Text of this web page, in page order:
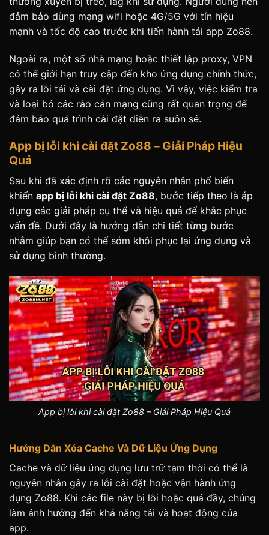
đảm bảo dùng mạng wifi hoặc 4G/5G với tín hiệu
mạnh và tốc độ cao trước khi tiến hành tải app Zo88.
Ngoài ra, một số nhà mạng hoặc thiết lập proxy, VPN
có thể giới hạn truy cập đến kho ứng dụng chính thức,
gây ra lỗi tải và cài đặt ứng dụng. Vì vậy, việc kiểm tra
và loại bỏ các rào cản mạng cũng rất quan trọng để
đảm bảo quá trình cài đặt diễn ra suôn sẻ.
App bị lỗi khi cài đặt Zo88 – Giải Pháp Hiệu
Quả
Sau khi đã xác định rõ các nguyên nhân phổ biến
khiến app bị lỗi khi cài đặt Zo88, bước tiếp theo là áp
dụng các giải pháp cụ thể và hiệu quả để khắc phục
vấn đề. Dưới đây là hướng dẫn chi tiết từng bước
nhằm giúp bạn có thể sớm khôi phục lại ứng dụng và
sử dụng bình thường.
App bị lỗi khi cài đặt Zo88 – Giải Pháp Hiệu Quả
Hướng Dẫn Xóa Cache Và Dữ Liệu Ứng Dụng
Cache và dữ liệu ứng dụng lưu trữ tạm thời có thể là
nguyên nhân gây ra lỗi cài đặt hoặc vận hành ứng
dụng Zo88. Khi các file này bị lỗi hoặc quá đầy, chúng
làm ảnh hưởng đến khả năng tải và hoạt động của
app.